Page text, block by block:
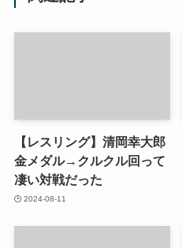
【レスリング】清岡幸大郎
金メダル→クルクル回って
凄い対戦だった
2024-08-11